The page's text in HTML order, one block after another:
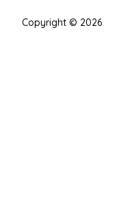
Copyright © 2026